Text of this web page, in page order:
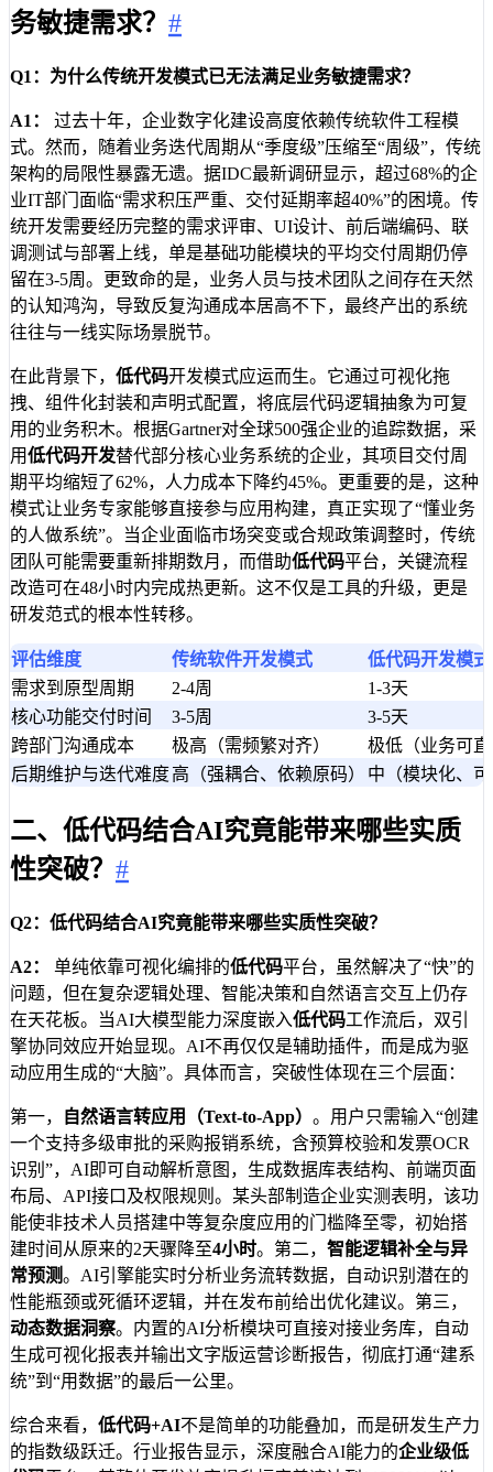
务敏捷需求？ #
Q1：为什么传统开发模式已无法满足业务敏捷需求？
A1：
过去十年，企业数字化建设高度依赖传统软件工程模
式。然而，随着业务迭代周期从“季度级”压缩至“周级”，传统
架构的局限性暴露无遗。据IDC最新调研显示，超过68%的企
业IT部门面临“需求积压严重、交付延期率超40%”的困境。传
统开发需要经历完整的需求评审、UI设计、前后端编码、联
调测试与部署上线，单是基础功能模块的平均交付周期仍停
留在3-5周。更致命的是，业务人员与技术团队之间存在天然
的认知鸿沟，导致反复沟通成本居高不下，最终产出的系统
往往与一线实际场景脱节。
在此背景下， 低代码开发模式应运而生。它通过可视化拖
拽、组件化封装和声明式配置，将底层代码逻辑抽象为可复
用的业务积木。根据Gartner对全球500强企业的追踪数据，采
用低代码开发替代部分核心业务系统的企业，其项目交付周
期平均缩短了62%，人力成本下降约45%。更重要的是，这种
模式让业务专家能够直接参与应用构建，真正实现了“懂业务
的人做系统”。当企业面临市场突变或合规政策调整时，传统
团队可能需要重新排期数月，而借助低代码平台，关键流程
改造可在48小时内完成热更新。这不仅是工具的升级，更是
研发范式的根本性转移。
评估维度 传统软件开发模式
低代码开发模式
需求到原型周期
2-4周
1-3天
核心功能交付时间
3-5周
3-5天
跨部门沟通成本
极高（需频繁对齐）
极低（业务可
后期维护与迭代难度高（强耦合、依赖原码） 中（模块化、
二、低代码结合AI究竟能带来哪些实质
性突破？ #
Q2：低代码结合AI究竟能带来哪些实质性突破？
A2： 单纯依靠可视化编排的低代码平台，虽然解决了“快”的
问题，但在复杂逻辑处理、智能决策和自然语言交互上仍存
在天花板。当AI大模型能力深度嵌入低代码工作流后，双引
擎协同效应开始显现。AI不再仅仅是辅助插件，而是成为驱
动应用生成的“大脑”。具体而言，突破性体现在三个层面：
第一， 自然语言转应用（Text-to-App） 。用户只需输入“创建
一个支持多级审批的采购报销系统，含预算校验和发票OCR
识别”，AI即可自动解析意图，生成数据库表结构、前端页面
布局、API接口及权限规则。某头部制造企业实测表明，该功
能使非技术人员搭建中等复杂度应用的门槛降至零，初始搭
建时间从原来的2天骤降至4小时。第二， 智能逻辑补全与异
常预测。AI引擎能实时分析业务流转数据，自动识别潜在的
性能瓶颈或死循环逻辑，并在发布前给出优化建议。第三，
动态数据洞察。内置的AI分析模块可直接对接业务库，自动
生成可视化报表并输出文字版运营诊断报告，彻底打通“建系
统”到“用数据”的最后一公里。
综合来看， 低代码+AI不是简单的功能叠加，而是研发生产力
的指数级跃迁。行业报告显示，深度融合AI能力的企业级低